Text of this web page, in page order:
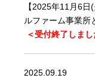
【2025年11月6
ルファーム事業所
＜受付終了しまし
2025.09.19